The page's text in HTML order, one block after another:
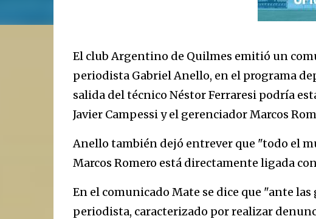
El club Argentino de Quilmes emitió un
periodista Gabriel Anello, en el programa
salida del técnico Néstor Ferraresi podría
Javier Campessi y el gerenciador Marcos
Anello también dejó entrever que "todo el
Marcos Romero está directamente ligada
En el comunicado Mate se dice que "ante
periodista, caracterizado por realizar